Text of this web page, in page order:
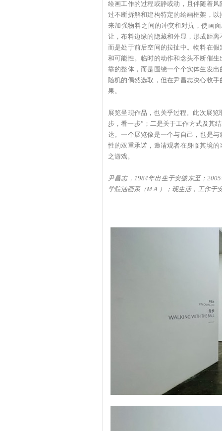
绘画工作的过程或静或动，且伴随着
过不断拆解和建构特定的绘画框架，
来加强物料之间的冲突和对抗，使画
让，布料边缘的隐藏和外显，形成距
而是处于前后空间的拉扯中。物料在
和可能性。临时的动作和念头不断催
靠的整体，而是围绕一个个实体生发
随机的偶然选取，但在尹昌志决心收
果。
展览呈现作品，也关乎过程。此次展
步，看一步”；二是关于工作方式及其
达。一个展览像是一个与自己，也是
性的双重承诺，邀请观者在身临其境
之游戏。
尹昌志，1984年出生于安徽东至；
学院油画系（M.A.）；现生活，工作于